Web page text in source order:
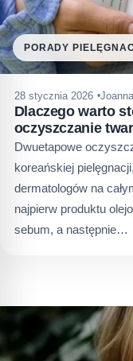
PORADY
28 stycznia 2026
Dlaczego warto
oczyszczanie
Dwuetapowe
koreańskiej
dermatologów na
najpierw produktu
sebum, a następnie…